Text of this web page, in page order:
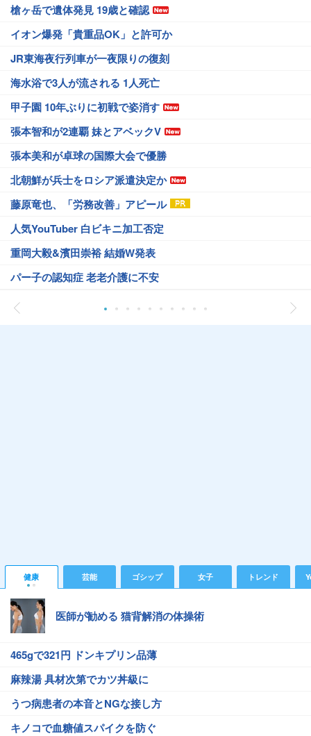
槍ヶ岳で遺体発見 19歳と確認
イオン爆発「貴重品OK」と許可か
JR東海夜行列車が一夜限りの復刻
海水浴で3人が流される 1人死亡
甲子園 10年ぶりに初戦で姿消す
張本智和が2連覇 妹とアベックV
張本美和が卓球の国際大会で優勝
北朝鮮が兵士をロシア派遣決定か
藤原竜也、「労務改善」アピール
人気YouTuber 白ビキニ加工否定
重岡大毅&濱田崇裕 結婚W発表
パー子の認知症 老老介護に不安
健康 芸能 ゴシップ 女子 トレンド
医師が勧める 猫背解消の体操術
465gで321円 ドンキプリン品薄
麻辣湯 具材次第でカツ丼級に
うつ病患者の本音とNGな接し方
キノコで血糖値スパイクを防ぐ